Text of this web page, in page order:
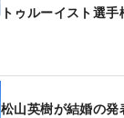
トゥルーイスト選
松山英樹が結婚の発